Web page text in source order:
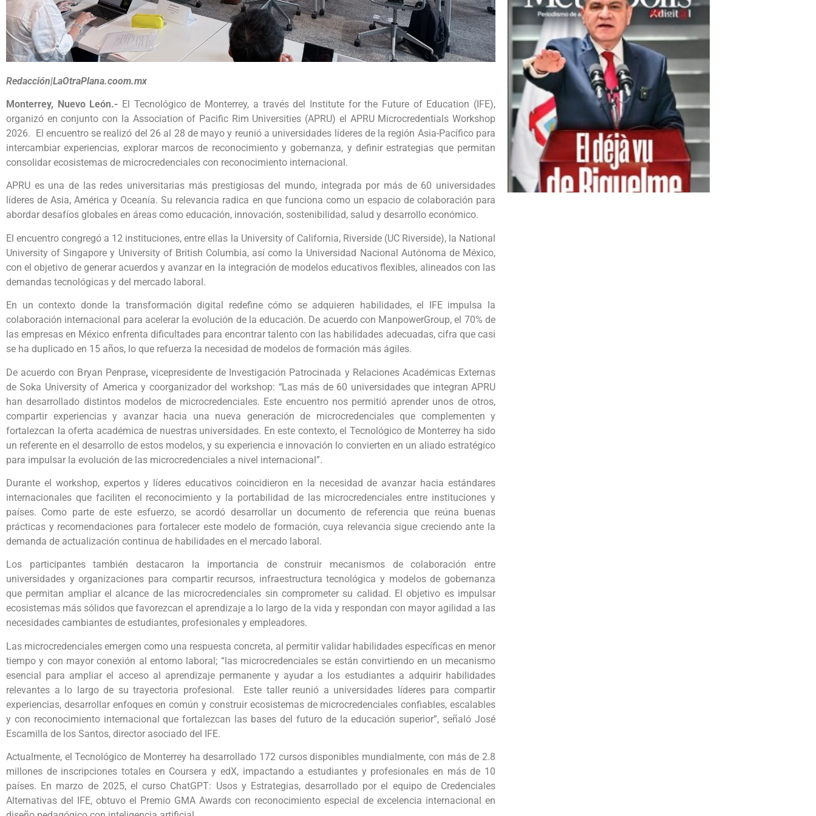
Redacción|LaOtraPlana.coom.mx
Monterrey, Nuevo León.- El Tecnológico de Monterrey, a través del Institute for the Future of Education (IFE),
organizó en conjunto con la Association of Pacific Rim Universities (APRU) el APRU Microcredentials Workshop
2026. El encuentro se realizó del 26 al 28 de mayo y reunió a universidades líderes de la región Asia-Pacífico para
intercambiar experiencias, explorar marcos de reconocimiento y gobernanza, y definir estrategias que permitan
consolidar ecosistemas de microcredenciales con reconocimiento internacional.
APRU es una de las redes universitarias más prestigiosas del mundo, integrada por más de 60 universidades
líderes de Asia, América y Oceanía. Su relevancia radica en que funciona como un espacio de colaboración para
abordar desafíos globales en áreas como educación, innovación, sostenibilidad, salud y desarrollo económico.
El encuentro congregó a 12 instituciones, entre ellas la University of California, Riverside (UC Riverside), la National
University of Singapore y University of British Columbia, así como la Universidad Nacional Autónoma de México,
con el objetivo de generar acuerdos y avanzar en la integración de modelos educativos flexibles, alineados con las
demandas tecnológicas y del mercado laboral.
En un contexto donde la transformación digital redefine cómo se adquieren habilidades, el IFE impulsa la
colaboración internacional para acelerar la evolución de la educación. De acuerdo con ManpowerGroup, el 70% de
las empresas en México enfrenta dificultades para encontrar talento con las habilidades adecuadas, cifra que casi
se ha duplicado en 15 años, lo que refuerza la necesidad de modelos de formación más ágiles.
De acuerdo con Bryan Penprase, vicepresidente de Investigación Patrocinada y Relaciones Académicas Externas
de Soka University of America y coorganizador del workshop: “Las más de 60 universidades que integran APRU
han desarrollado distintos modelos de microcredenciales. Este encuentro nos permitió aprender unos de otros,
compartir experiencias y avanzar hacia una nueva generación de microcredenciales que complementen y
fortalezcan la oferta académica de nuestras universidades. En este contexto, el Tecnológico de Monterrey ha sido
un referente en el desarrollo de estos modelos, y su experiencia e innovación lo convierten en un aliado estratégico
para impulsar la evolución de las microcredenciales a nivel internacional”.
Durante el workshop, expertos y líderes educativos coincidieron en la necesidad de avanzar hacia estándares
internacionales que faciliten el reconocimiento y la portabilidad de las microcredenciales entre instituciones y
países. Como parte de este esfuerzo, se acordó desarrollar un documento de referencia que reúna buenas
prácticas y recomendaciones para fortalecer este modelo de formación, cuya relevancia sigue creciendo ante la
demanda de actualización continua de habilidades en el mercado laboral.
Los participantes también destacaron la importancia de construir mecanismos de colaboración entre
universidades y organizaciones para compartir recursos, infraestructura tecnológica y modelos de gobernanza
que permitan ampliar el alcance de las microcredenciales sin comprometer su calidad. El objetivo es impulsar
ecosistemas más sólidos que favorezcan el aprendizaje a lo largo de la vida y respondan con mayor agilidad a las
necesidades cambiantes de estudiantes, profesionales y empleadores.
Las microcredenciales emergen como una respuesta concreta, al permitir validar habilidades específicas en menor
tiempo y con mayor conexión al entorno laboral; “las microcredenciales se están convirtiendo en un mecanismo
esencial para ampliar el acceso al aprendizaje permanente y ayudar a los estudiantes a adquirir habilidades
relevantes a lo largo de su trayectoria profesional. Este taller reunió a universidades líderes para compartir
experiencias, desarrollar enfoques en común y construir ecosistemas de microcredenciales confiables, escalables
y con reconocimiento internacional que fortalezcan las bases del futuro de la educación superior”, señaló José
Escamilla de los Santos, director asociado del IFE.
Actualmente, el Tecnológico de Monterrey ha desarrollado 172 cursos disponibles mundialmente, con más de 2.8
millones de inscripciones totales en Coursera y edX, impactando a estudiantes y profesionales en más de 10
países. En marzo de 2025, el curso ChatGPT: Usos y Estrategias, desarrollado por el equipo de Credenciales
Alternativas del IFE, obtuvo el Premio GMA Awards con reconocimiento especial de excelencia internacional en